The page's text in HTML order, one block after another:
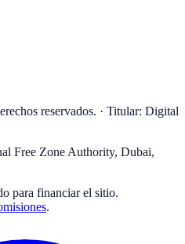
reservados. · Titular: Digital
Free Zone Authority, Dubai,
para financiar el sitio.
.